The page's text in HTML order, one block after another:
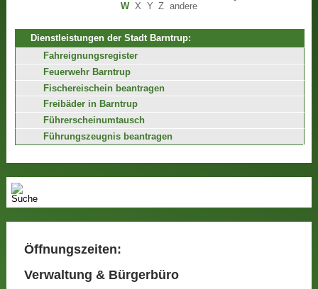
W X Y Z andere
Dienstleistungen der Stadt Barntrup:
Fahreignungsregister
Feuerwehr Barntrup
Fischereischein beantragen
Freibäder in Barntrup
Führerscheinumtausch
Führungszeugnis beantragen
Öffnungszeiten:
Verwaltung & Bürgerbüro